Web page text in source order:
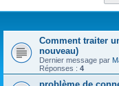
Comment traiter
nouveau)
Dernier message par
Réponses : 4